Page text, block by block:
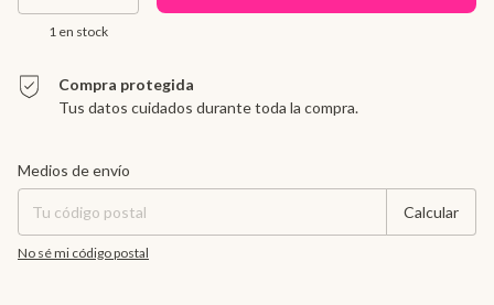
1 en stock
Compra protegida
Tus datos cuidados durante toda la compra.
Entregas para el CP:
Medios de envío
Calcular
No sé mi código postal